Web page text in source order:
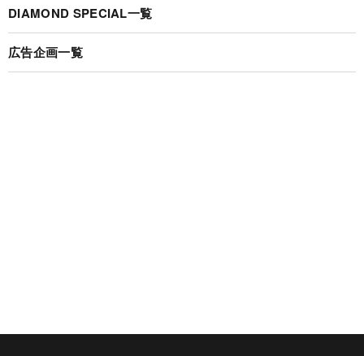
DIAMOND SPECIAL一覧
広告企画一覧